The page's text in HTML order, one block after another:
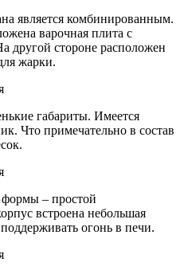
является комбинированным.
варочная плита с
другой стороне расположен
жарки.
габариты. Имеется
Что примечательно в состав
– простой
встроена небольшая
огонь в печи.